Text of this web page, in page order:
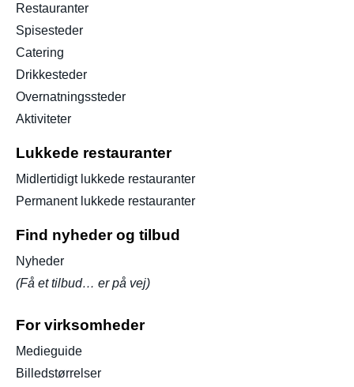
Restauranter
Spisesteder
Catering
Drikkesteder
Overnatningssteder
Aktiviteter
Lukkede restauranter
Midlertidigt lukkede restauranter
Permanent lukkede restauranter
Find nyheder og tilbud
Nyheder
(Få et tilbud… er på vej)
For virksomheder
Medieguide
Billedstørrelser